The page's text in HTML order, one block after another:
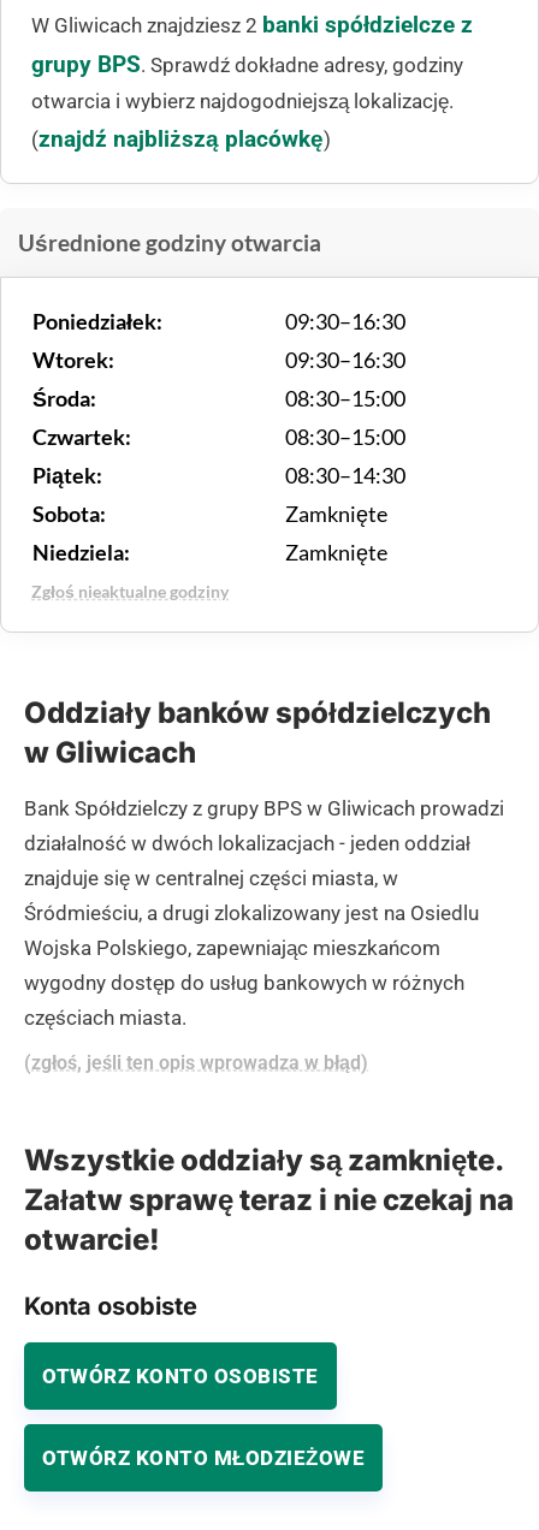
W Gliwicach znajdziesz 2 banki spółdzielcze z
grupy BPS. Sprawdź dokładne adresy, godziny
otwarcia i wybierz najdogodniejszą lokalizację.
(znajdź najbliższą placówkę)
Uśrednione godziny otwarcia
Poniedziałek:
09:30–16:30
Wtorek:
09:30–16:30
Środa:
08:30–15:00
Czwartek:
08:30–15:00
Piątek:
08:30–14:30
Sobota:
Zamknięte
Niedziela:
Zamknięte
Zgłoś nieaktualne godziny
Oddziały banków spółdzielczych
w Gliwicach
Bank Spółdzielczy z grupy BPS w Gliwicach prowadzi
działalność w dwóch lokalizacjach - jeden oddział
znajduje się w centralnej części miasta, w
Śródmieściu, a drugi zlokalizowany jest na Osiedlu
Wojska Polskiego, zapewniając mieszkańcom
wygodny dostęp do usług bankowych w różnych
częściach miasta.
(zgłoś, jeśli ten opis wprowadza w błąd)
Wszystkie oddziały są zamknięte.
Załatw sprawę teraz i nie czekaj na
otwarcie!
Konta osobiste
OTWÓRZ KONTO OSOBISTE
OTWÓRZ KONTO MŁODZIEŻOWE